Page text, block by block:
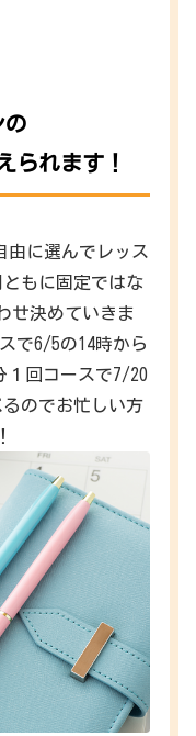
の
られます！
由に選んでレッス
もに固定ではな
せ決めていきま
で6/5の14時から
１回コースで7/20
のでお忙しい方